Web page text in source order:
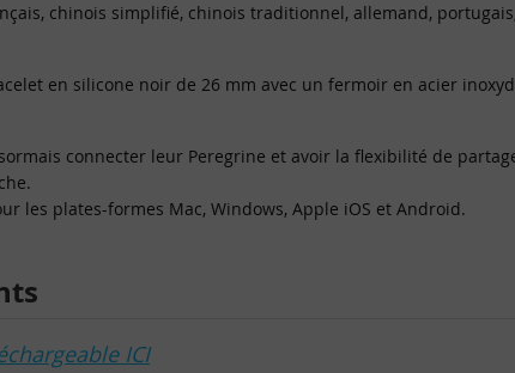
chinois simplifié, chinois traditionnel, allemand,
en silicone noir de 26 mm avec un fermoir en acier
connecter leur Peregrine et avoir la flexibilité de
les plates-formes Mac, Windows, Apple iOS et Android.
ICI